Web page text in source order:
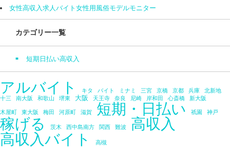
女性高収入求人バイト女性用風俗モデルモニター
カテゴリー一覧
短期日払い高収入
アルバイト キタ バイト ミナミ 三宮 京橋 京都 兵庫
北新地
十三
南大阪 和歌山 堺東 大阪 天王寺 奈良 尼崎 岸和田 心斎橋 新大阪
木屋町 東大阪 梅田 河原町 滋賀 短期・日払い 祇園 神戸
稼げる 茨木 西中島南方 関西 難波
高収入
高収入バイト
高槻